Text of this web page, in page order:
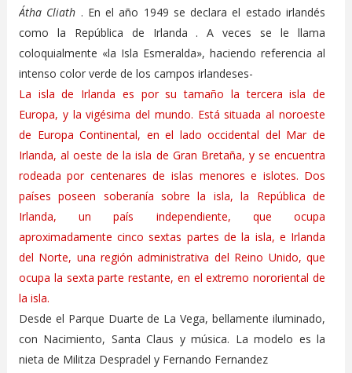
Átha Cliath . En el año 1949 se declara el estado irlandés
como la República de Irlanda . A veces se le llama
coloquialmente «la Isla Esmeralda», haciendo referencia al
intenso color verde de los campos irlandeses-
La isla de Irlanda es por su tamaño la tercera isla de
Europa, y la vigésima del mundo. Está situada al noroeste
de Europa Continental, en el lado occidental del Mar de
Irlanda, al oeste de la isla de Gran Bretaña, y se encuentra
rodeada por centenares de islas menores e islotes. Dos
países poseen soberanía sobre la isla, la República de
Irlanda, un país independiente, que ocupa
aproximadamente cinco sextas partes de la isla, e Irlanda
del Norte, una región administrativa del Reino Unido, que
ocupa la sexta parte restante, en el extremo nororiental de
la isla.
Desde el Parque Duarte de La Vega, bellamente iluminado,
con Nacimiento, Santa Claus y música. La modelo es la
nieta de Militza Despradel y Fernando Fernandez